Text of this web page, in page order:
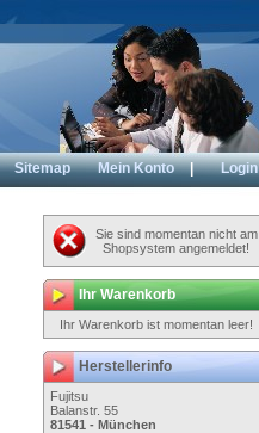
Sitemap Mein Konto | Login
Sie sind momentan nicht am
Shopsystem angemeldet!
Ihr Warenkorb
Ihr Warenkorb ist momentan leer!
Herstellerinfo
Fujitsu
Balanstr. 55
81541 - München